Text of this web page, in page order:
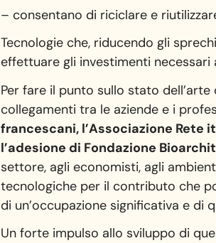
– consentano di riciclare e
Tecnologie che, riducendo gli
effettuare gli investimenti
Per fare il punto sullo stato
collegamenti tra le aziende e i
francescani, l’Associazione
l’adesione di Fondazione
settore, agli economisti, agli
tecnologiche per il contributo che
di un’occupazione significativa e di
Un forte impulso allo sviluppo di